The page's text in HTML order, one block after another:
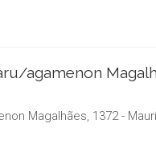
agamenon
Magalhães, 1372 -